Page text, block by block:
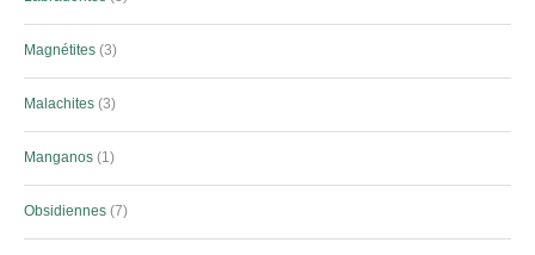
Magnétites 3
Malachites 3
Manganos 1
Obsidiennes 7